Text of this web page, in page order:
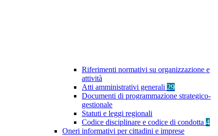
Riferimenti normativi su organizzazione e
attività
Atti amministrativi generali 29
Documenti di programmazione strategico-
gestionale
Statuti e leggi regionali
Codice disciplinare e codice di condotta 4
Oneri informativi per cittadini e imprese